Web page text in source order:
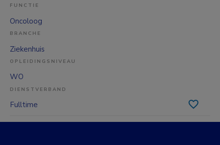
FUNCTIE
Oncoloog
BRANCHE
Ziekenhuis
OPLEIDINGSNIVEAU
WO
DIENSTVERBAND
Fulltime